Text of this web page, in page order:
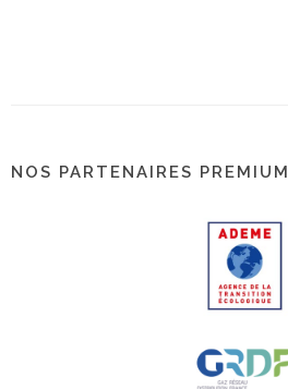
NOS PARTENAIRES PREMIUM